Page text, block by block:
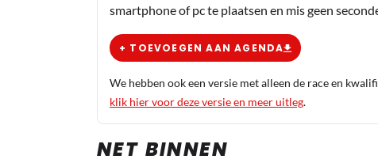
smartphone of pc te plaatsen en mis geen
+ TOEVOEGEN AAN AGENDA
We hebben ook een versie met alleen de race en
klik hier voor deze versie en meer uitleg.
NET BINNEN